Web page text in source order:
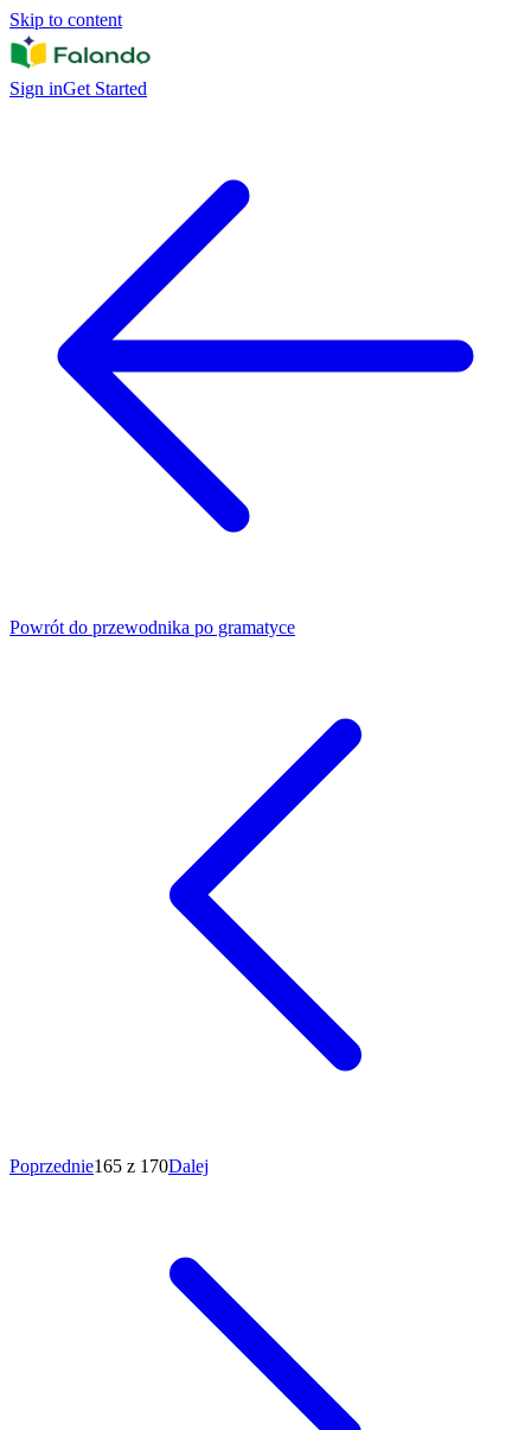
Skip to content
Sign inGet Started
Powrót do przewodnika po gramatyce
Poprzednie165 z 170Dalej